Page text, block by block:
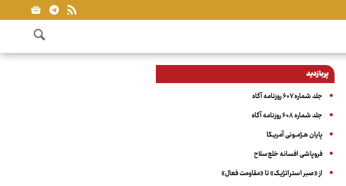
پربازدید
جلد شماره ۶۰۷ روزنامه آگاه
جلد شماره ۶۰۸ روزنامه آگاه
پایان هـژمـونی آمریـکا
فروپاشی افسانه خلع‌سلاح
از «صبر استراتژیک» تا «مقاومت فعال»